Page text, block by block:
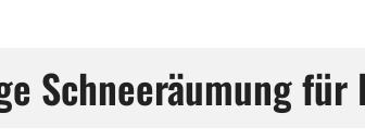
Schneeräumung